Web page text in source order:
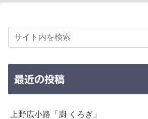
最近の投稿
上野広小路「廚 くろぎ」